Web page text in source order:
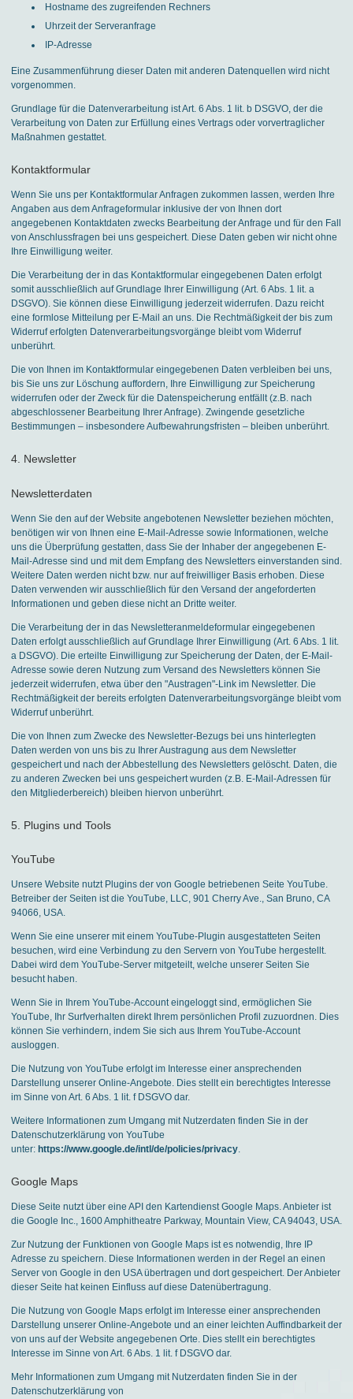
Hostname des zugreifenden Rechners
Uhrzeit der Serveranfrage
IP-Adresse
Eine Zusammenführung dieser Daten mit anderen Datenquellen wird nicht
vorgenommen.
Grundlage für die Datenverarbeitung ist Art. 6 Abs. 1 lit. b DSGVO, der die
Verarbeitung von Daten zur Erfüllung eines Vertrags oder vorvertraglicher
Maßnahmen gestattet.
Kontaktformular
Wenn Sie uns per Kontaktformular Anfragen zukommen lassen, werden Ihre
Angaben aus dem Anfrageformular inklusive der von Ihnen dort
angegebenen Kontaktdaten zwecks Bearbeitung der Anfrage und für den Fall
von Anschlussfragen bei uns gespeichert. Diese Daten geben wir nicht ohne
Ihre Einwilligung weiter.
Die Verarbeitung der in das Kontaktformular eingegebenen Daten erfolgt
somit ausschließlich auf Grundlage Ihrer Einwilligung (Art. 6 Abs. 1 lit. a
DSGVO). Sie können diese Einwilligung jederzeit widerrufen. Dazu reicht
eine formlose Mitteilung per E-Mail an uns. Die Rechtmäßigkeit der bis zum
Widerruf erfolgten Datenverarbeitungsvorgänge bleibt vom Widerruf
unberührt.
Die von Ihnen im Kontaktformular eingegebenen Daten verbleiben bei uns,
bis Sie uns zur Löschung auffordern, Ihre Einwilligung zur Speicherung
widerrufen oder der Zweck für die Datenspeicherung entfällt (z.B. nach
abgeschlossener Bearbeitung Ihrer Anfrage). Zwingende gesetzliche
Bestimmungen – insbesondere Aufbewahrungsfristen – bleiben unberührt.
4. Newsletter
Newsletterdaten
Wenn Sie den auf der Website angebotenen Newsletter beziehen möchten,
benötigen wir von Ihnen eine E-Mail-Adresse sowie Informationen, welche
uns die Überprüfung gestatten, dass Sie der Inhaber der angegebenen E-
Mail-Adresse sind und mit dem Empfang des Newsletters einverstanden sind.
Weitere Daten werden nicht bzw. nur auf freiwilliger Basis erhoben. Diese
Daten verwenden wir ausschließlich für den Versand der angeforderten
Informationen und geben diese nicht an Dritte weiter.
Die Verarbeitung der in das Newsletteranmeldeformular eingegebenen
Daten erfolgt ausschließlich auf Grundlage Ihrer Einwilligung (Art. 6 Abs. 1 lit.
a DSGVO). Die erteilte Einwilligung zur Speicherung der Daten, der E-Mail-
Adresse sowie deren Nutzung zum Versand des Newsletters können Sie
jederzeit widerrufen, etwa über den "Austragen"-Link im Newsletter. Die
Rechtmäßigkeit der bereits erfolgten Datenverarbeitungsvorgänge bleibt vom
Widerruf unberührt.
Die von Ihnen zum Zwecke des Newsletter-Bezugs bei uns hinterlegten
Daten werden von uns bis zu Ihrer Austragung aus dem Newsletter
gespeichert und nach der Abbestellung des Newsletters gelöscht. Daten, die
zu anderen Zwecken bei uns gespeichert wurden (z.B. E-Mail-Adressen für
den Mitgliederbereich) bleiben hiervon unberührt.
5. Plugins und Tools
YouTube
Unsere Website nutzt Plugins der von Google betriebenen Seite YouTube.
Betreiber der Seiten ist die YouTube, LLC, 901 Cherry Ave., San Bruno, CA
94066, USA.
Wenn Sie eine unserer mit einem YouTube-Plugin ausgestatteten Seiten
besuchen, wird eine Verbindung zu den Servern von YouTube hergestellt.
Dabei wird dem YouTube-Server mitgeteilt, welche unserer Seiten Sie
besucht haben.
Wenn Sie in Ihrem YouTube-Account eingeloggt sind, ermöglichen Sie
YouTube, Ihr Surfverhalten direkt Ihrem persönlichen Profil zuzuordnen. Dies
können Sie verhindern, indem Sie sich aus Ihrem YouTube-Account
ausloggen.
Die Nutzung von YouTube erfolgt im Interesse einer ansprechenden
Darstellung unserer Online-Angebote. Dies stellt ein berechtigtes Interesse
im Sinne von Art. 6 Abs. 1 lit. f DSGVO dar.
Weitere Informationen zum Umgang mit Nutzerdaten finden Sie in der
Datenschutzerklärung von YouTube
unter: https://www.google.de/intl/de/policies/privacy.
Google Maps
Diese Seite nutzt über eine API den Kartendienst Google Maps. Anbieter ist
die Google Inc., 1600 Amphitheatre Parkway, Mountain View, CA 94043, USA.
Zur Nutzung der Funktionen von Google Maps ist es notwendig, Ihre IP
Adresse zu speichern. Diese Informationen werden in der Regel an einen
Server von Google in den USA übertragen und dort gespeichert. Der Anbieter
dieser Seite hat keinen Einfluss auf diese Datenübertragung.
Die Nutzung von Google Maps erfolgt im Interesse einer ansprechenden
Darstellung unserer Online-Angebote und an einer leichten Auffindbarkeit der
von uns auf der Website angegebenen Orte. Dies stellt ein berechtigtes
Interesse im Sinne von Art. 6 Abs. 1 lit. f DSGVO dar.
Mehr Informationen zum Umgang mit Nutzerdaten finden Sie in der
Datenschutzerklärung von